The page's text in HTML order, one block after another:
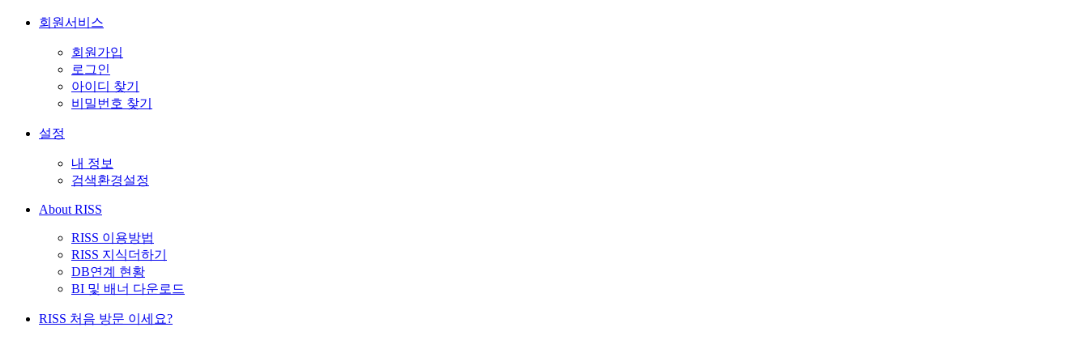
회원서비스
회원가입
로그인
아이디 찾기
비밀번호 찾기
설정
내 정보
검색환경설정
About RISS
RISS 이용방법
RISS 지식더하기
DB연계 현황
BI 및 배너 다운로드
RISS 처음 방문 이세요?